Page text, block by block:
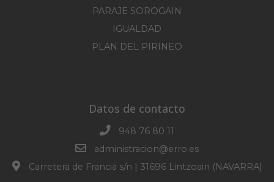
PARAJE SOROGAIN
IGUALDAD
PLAN DEL PIRINEO
Datos de contacto
948 76 80 11
administracion@erro.es
Carretera de Francia s/n | 31696 Lintzoain (NAVARRA)